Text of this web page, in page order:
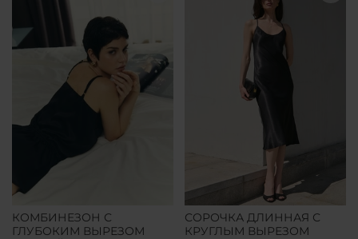
КОМБИНЕЗОН С
ГЛУБОКИМ ВЫРЕЗОМ
СОРОЧКА ДЛИННАЯ С
КРУГЛЫМ ВЫРЕЗОМ